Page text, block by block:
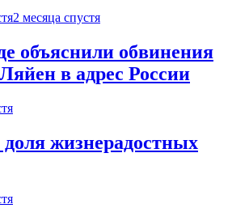
2 месяца спустя
объяснили обвинения
в адрес России
жизнерадостных